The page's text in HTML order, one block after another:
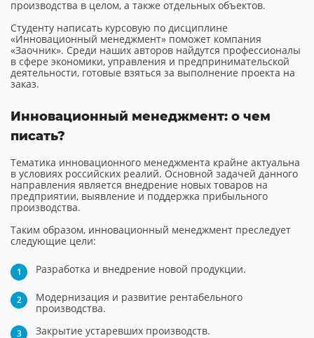
производства в целом, а также отдельных объектов.
Студенту написать курсовую по дисциплине
«Инновационный менеджмент» поможет компания
«Заочник». Среди наших авторов найдутся профессионалы
в сфере экономики, управления и предпринимательской
деятельности, готовые взяться за выполнение проекта на
заказ.
Инновационный менеджмент: о чем
писать?
Тематика инновационного менеджмента крайне актуальна
в условиях российских реалий. Основной задачей данного
направления является внедрение новых товаров на
предприятии, выявление и поддержка прибыльного
производства.
Таким образом, инновационный менеджмент преследует
следующие цели:
Разработка и внедрение новой продукции.
Модернизация и развитие рентабельного
производства.
Закрытие устаревших производств.